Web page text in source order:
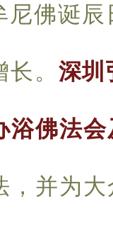
尼佛诞
。 深圳
浴佛法
，并为